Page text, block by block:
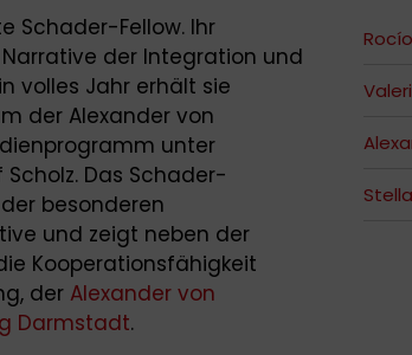
Schader-Fellow. Ihr
der Integration und
volles Jahr erhält sie
der Alexander von
unter
Das Schader-
besonderen
und zeigt neben der
Kooperationsfähigkeit
der Alexander von
Darmstadt.